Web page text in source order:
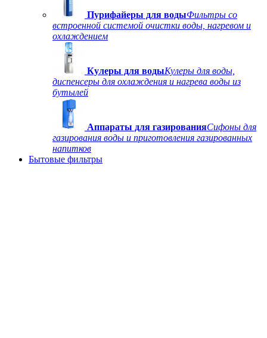
Пурифайеры для водыФильтры со
встроенной системой очистки воды, нагревом и
охлаждением
Кулеры для водыКулеры для воды,
диспенсеры для охлаждения и нагрева воды из
бутылей
Аппараты для газированияСифоны для
газирования воды и приготовления газированных
напитков
Бытовые фильтры